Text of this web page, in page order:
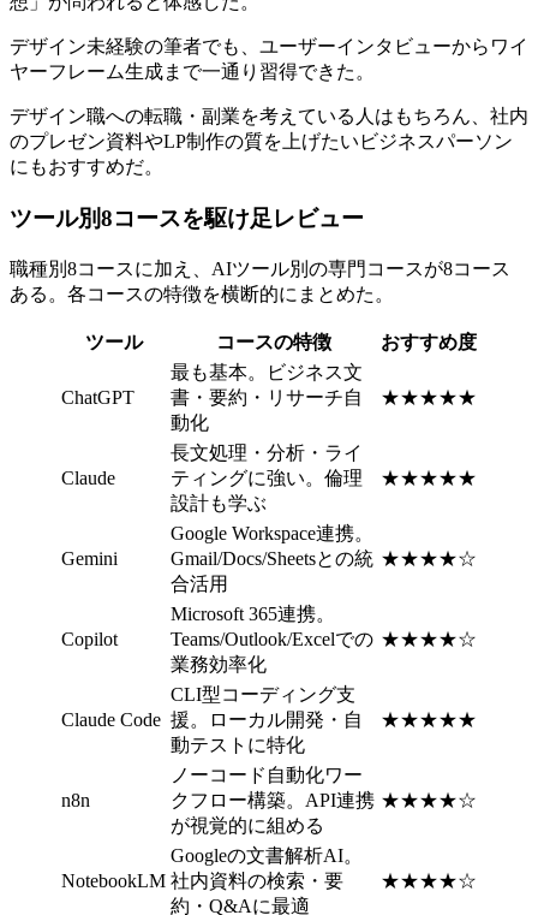
デザイン未経験の筆者でも、ユーザーインタビューからワイ
ヤーフレーム生成まで一通り習得できた。
デザイン職への転職・副業を考えている人はもちろん、社内
のプレゼン資料やLP制作の質を上げたいビジネスパーソン
にもおすすめだ。
ツール別8コースを駆け足レビュー
職種別8コースに加え、AIツール別の専門コースが8コース
ある。各コースの特徴を横断的にまとめた。
ツール コースの特徴 おすすめ度
ChatGPT
最も基本。ビジネス文
書・要約・リサーチ自
動化
★★★★★
Claude
長文処理・分析・ライ
ティングに強い。倫理
設計も学ぶ
★★★★★
Gemini
Google Workspace連携。
Gmail/Docs/Sheetsとの統
合活用
★★★★☆
Copilot
Microsoft 365連携。
Teams/Outlook/Excelでの
業務効率化
★★★★☆
Claude Code
CLI型コーディング支
援。ローカル開発・自
動テストに特化
★★★★★
n8n
ノーコード自動化ワー
クフロー構築。API連携
が視覚的に組める
★★★★☆
NotebookLM
Googleの文書解析AI。
社内資料の検索・要
約・Q&Aに最適
★★★★☆